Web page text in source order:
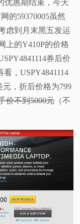
优惠期结束，今天
的59370005虽然
虑到月末黑五发运
上的Y410P的价格
券后价
看，USPY4841114
元，折后价格为799
价不到5000元（不